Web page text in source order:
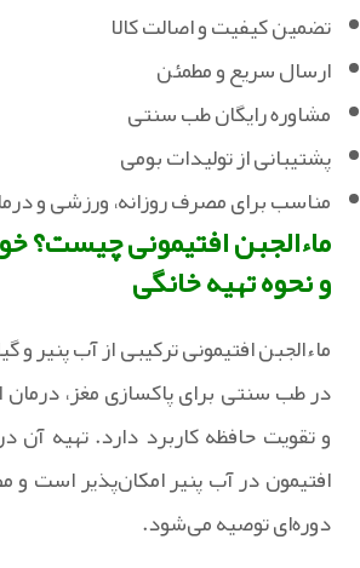
تضمین کیفیت و اصالت کالا‏
‏ارسال سریع و مطمئن
‏مشاوره رایگان طب سنتی
پشتیبانی از تولیدات بومی
‏مناسب برای مصرف روزانه، ورزشی و
ماءالجبن افتیمونی چیست؟
و نحوه تهیه خانگی
ماءالجبن افتیمونی ترکیبی از آب پنیر و
در طب سنتی برای پاکسازی مغز،
و تقویت حافظه کاربرد دارد. تهیه آن
افتیمون در آب پنیر امکان‌پذیر است
دوره‌ای توصیه می‌شود.